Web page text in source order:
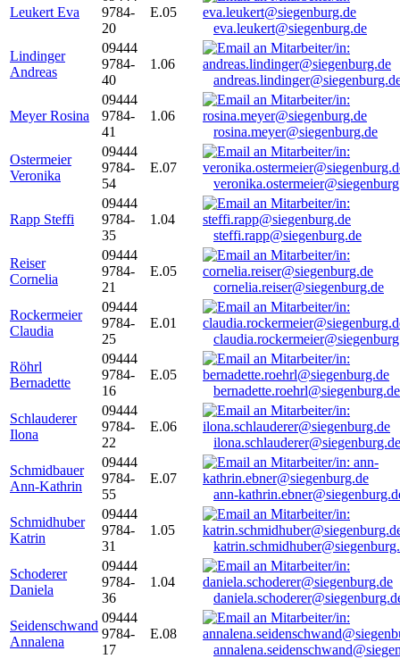
Leukert Eva
9784-
20
E.05
eva.leukert@siegenburg.de
Lindinger
Andreas
09444
9784-
40
1.06
Meyer Rosina
09444
9784-
41
1.06
rosina.meyer@siegenburg.de
Ostermeier
Veronika
09444
9784-
54
E.07
Rapp Steffi
09444
9784-
35
1.04
steffi.rapp@siegenburg.de
Reiser
Cornelia
09444
9784-
21
E.05
cornelia.reiser@siegenburg.de
Rockermeier
Claudia
09444
9784-
25
E.01
Röhrl
Bernadette
09444
9784-
16
E.05
bernadette.roehrl@siegenburg.de
Schlauderer
Ilona
09444
9784-
22
E.06
ilona.schlauderer@siegenburg.de
Schmidbauer
Ann-Kathrin
09444
9784-
55
E.07
ann-
Schmidhuber
Katrin
09444
9784-
31
1.05
Schoderer
Daniela
09444
9784-
36
1.04
Seidenschwand
Annalena
09444
9784-
17
E.08